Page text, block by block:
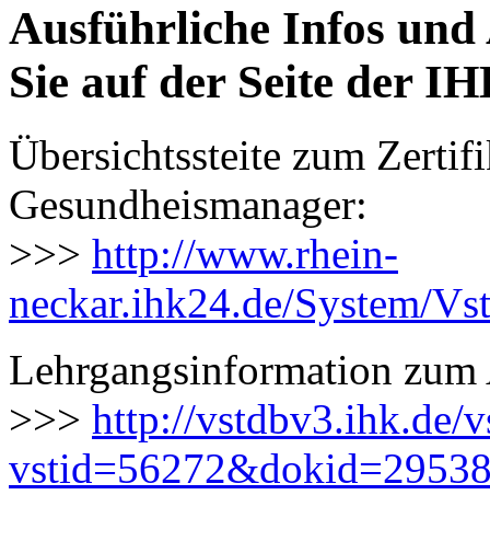
Ausführliche Infos
Sie auf der Seite der
Übersichtssteite zum
Gesundheismanager:
>>> http://www.rhein-
neckar.ihk24.de/System/
Lehrgangsinformation
>>> http://vstdbv3.ihk.de/